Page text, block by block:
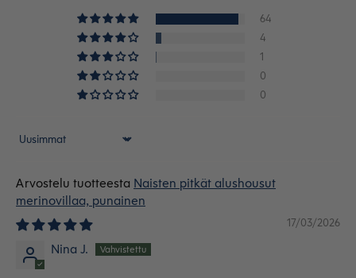
64
4
1
0
0
Sort by
Naisten pitkät alushousut
merinovillaa, punainen
17/03/2026
Nina J.